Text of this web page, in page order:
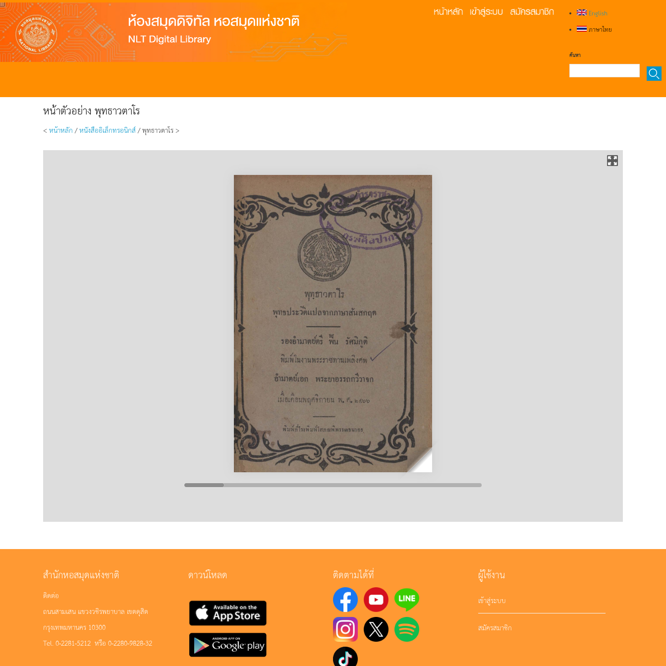
English
ภาษาไทย
ค้นหา
หน้าตัวอย่าง พุทธาวตาโร
<หน้าหลัก /หนังสืออิเล็กทรอนิกส์/ พุทธาวตาโร >
สำนักหอสมุดแห่งชาติ
ติดต่อ
ถนนสามเสน แขวงวชิรพยาบาล เขตดุสิต
กรุงเทพมหานคร 10300
Tel. 0-2281-5212 หรือ 0-2280-9828-32
ดาวน์โหลด ติดตามได้ที่ ผู้ใช้งาน
เข้าสู่ระบบ
สมัครสมาชิก